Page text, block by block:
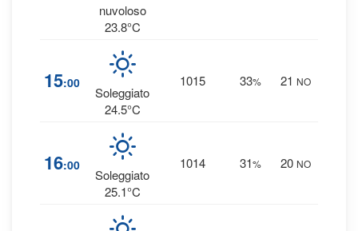
nuvoloso
23.8°C
15:00
Soleggiato
24.5°C
1015 33% 21 NO
16:00
Soleggiato
25.1°C
1014 31% 20 NO